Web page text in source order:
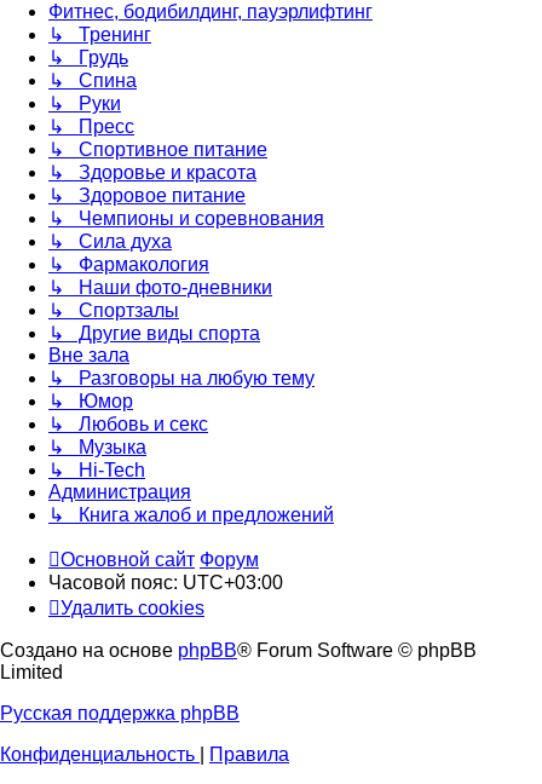
Фитнес, бодибилдинг, пауэрлифтинг
↳ Тренинг
↳ Грудь
↳ Спина
↳ Руки
↳ Пресс
↳ Спортивное питание
↳ Здоровье и красота
↳ Здоровое питание
↳ Чемпионы и соревнования
↳ Сила духа
↳ Фармакология
↳ Наши фото-дневники
↳ Спортзалы
↳ Другие виды спорта
Вне зала
↳ Разговоры на любую тему
↳ Юмор
↳ Любовь и секс
↳ Музыка
↳ Hi-Tech
Администрация
↳ Книга жалоб и предложений
Основной сайт Форум
Часовой пояс: UTC+03:00
Удалить cookies
Создано на основе phpBB® Forum Software © phpBB
Limited
Русская поддержка phpBB
Конфиденциальность
Правила